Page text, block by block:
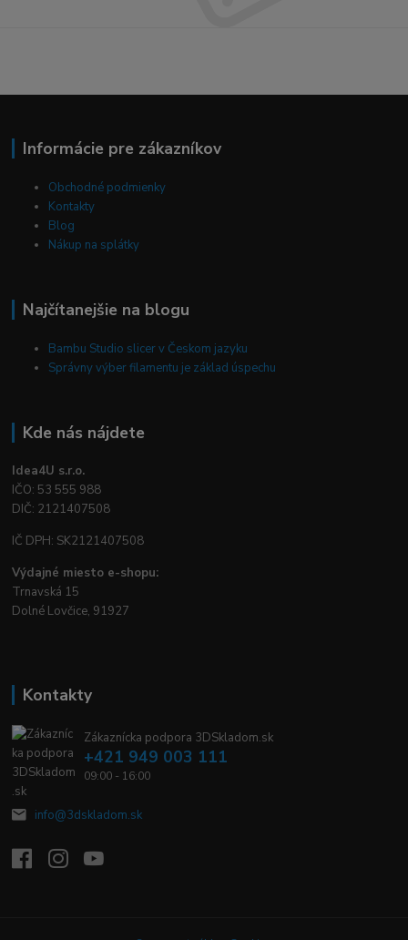
Informácie pre zákazníkov
Obchodné podmienky
Kontakty
Blog
Nákup na splátky
Najčítanejšie na blogu
Bambu Studio slicer v Českom jazyku
Správny výber filamentu je základ úspechu
Kde nás nájdete
Idea4U s.r.o.
IČO: 53 555 988
DIČ: 2121407508
IČ DPH: SK2121407508
Výdajné miesto e-shopu:
Trnavská 15
Dolné Lovčice, 91927
Kontakty
Zákaznícka podpora 3DSkladom.sk
+421 949 003 111
09:00 - 16:00
info@3dskladom.sk